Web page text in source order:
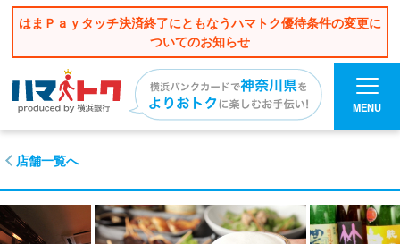
はまＰａｙタッチ決済終了にともなうハマトク優待条件の変更に
ついてのお知らせ
MENU
店舗一覧へ